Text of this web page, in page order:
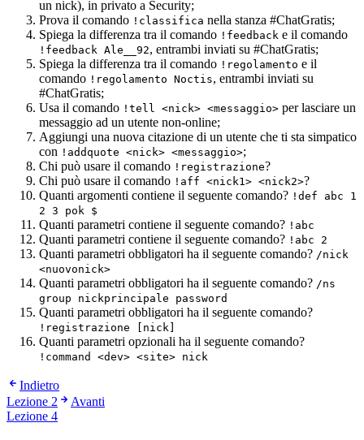
un nick), in privato a Security;
Prova il comando !classifica nella stanza #ChatGratis;
Spiega la differenza tra il comando !feedback e il comando
!feedback Ale__92, entrambi inviati su #ChatGratis;
Spiega la differenza tra il comando !regolamento e il
comando !regolamento Noctis, entrambi inviati su
#ChatGratis;
Usa il comando !tell <nick> <messaggio> per lasciare un
messaggio ad un utente non-online;
Aggiungi una nuova citazione di un utente che ti sta simpatico
con !addquote <nick> <messaggio>;
Chi può usare il comando !registrazione?
Chi può usare il comando !aff <nick1> <nick2>?
Quanti argomenti contiene il seguente comando? !def abc 1
2 3 pok $
Quanti parametri contiene il seguente comando? !abc
Quanti parametri contiene il seguente comando? !abc 2
Quanti parametri obbligatori ha il seguente comando? /nick
<nuovonick>
Quanti parametri obbligatori ha il seguente comando? /ns
group nickprincipale password
Quanti parametri obbligatori ha il seguente comando?
!registrazione [nick]
Quanti parametri opzionali ha il seguente comando?
!command <dev> <site> nick
Indietro
Lezione 2
Avanti
Lezione 4